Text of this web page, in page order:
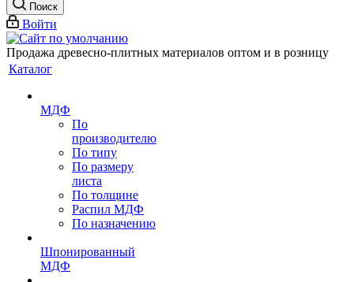
Поиск
Войти
Продажа древесно-плитных материалов оптом и в розницу
Каталог
МДФ
По
производителю
По типу
По размеру
листа
По толщине
Распил МДФ
По назначению
Шпонированный
МДФ